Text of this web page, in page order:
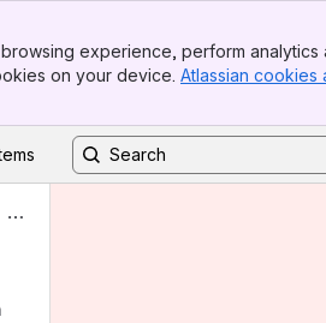
experience, perform
on your device. Atlassian cookies
Registrering av kort och armband